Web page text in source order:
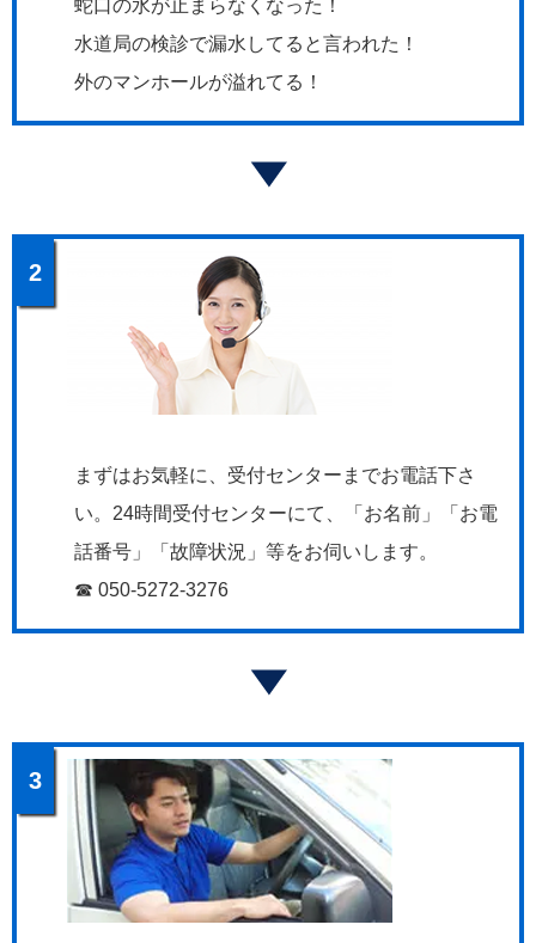
蛇口の水が止まらなくなった！
水道局の検診で漏水してると言われた！
外のマンホールが溢れてる！
2
まずはお気軽に、受付センターまでお電話下さ
い。24時間受付センターにて、「お名前」「お電
話番号」「故障状況」等をお伺いします。
☎ 050-5272-3276
3